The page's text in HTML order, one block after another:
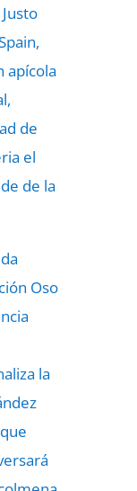
apícola
de
el
de la
Oso
la